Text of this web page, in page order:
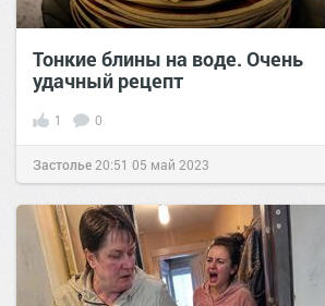
Тонкие блины на воде. Очень
удачный рецепт
1 0
Застолье20:51 05 май 2023